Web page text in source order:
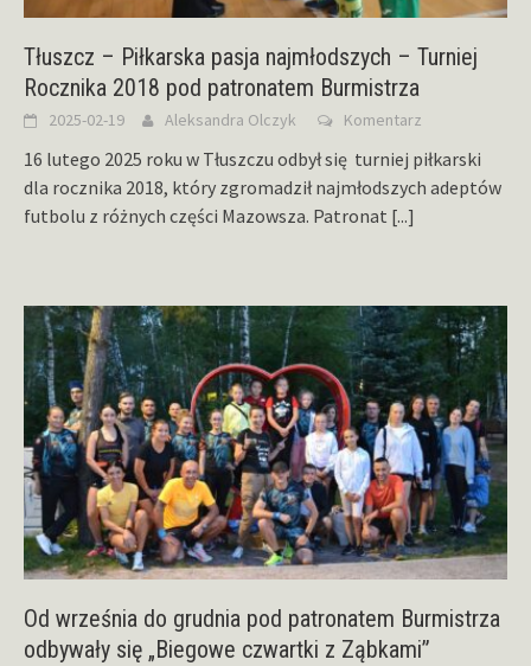
Tłuszcz – Piłkarska pasja najmłodszych – Turniej
Rocznika 2018 pod patronatem Burmistrza
2025-02-19 Aleksandra Olczyk Komentarz
16 lutego 2025 roku w Tłuszczu odbył się turniej piłkarski
dla rocznika 2018, który zgromadził najmłodszych adeptów
futbolu z różnych części Mazowsza. Patronat [...]
Od września do grudnia pod patronatem Burmistrza
odbywały się „Biegowe czwartki z Ząbkami”